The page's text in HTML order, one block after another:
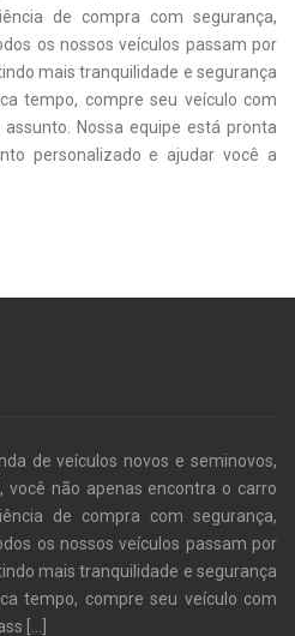
de compra com segurança,
os nossos veículos passam por
mais tranquilidade e segurança
tempo, compre seu veículo com
Nossa equipe está pronta
personalizado e ajudar você a
de veículos novos e seminovos,
você não apenas encontra o carro
de compra com segurança,
os nossos veículos passam por
mais tranquilidade e segurança
tempo, compre seu veículo com